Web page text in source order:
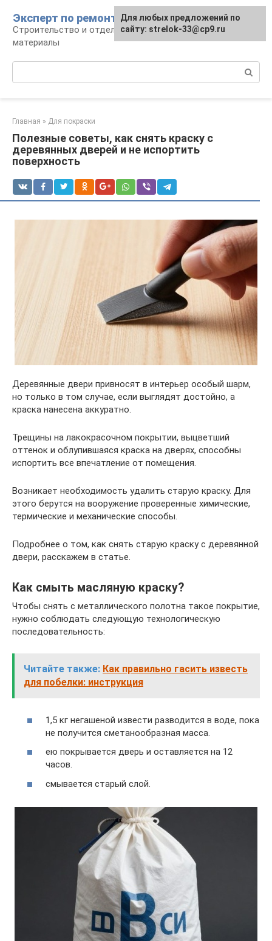
контенту
Эксперт по ремонту
Строительство и отделка: работы и
материалы
Главная » Для покраски
Полезные советы, как снять краску с
деревянных дверей и не испортить
поверхность
Деревянные двери привносят в интерьер особый шарм,
но только в том случае, если выглядят достойно, а
краска нанесена аккуратно.
Трещины на лакокрасочном покрытии, выцветший
оттенок и облупившаяся краска на дверях, способны
испортить все впечатление от помещения.
Возникает необходимость удалить старую краску. Для
этого берутся на вооружение проверенные химические,
термические и механические способы.
Подробнее о том, как снять старую краску с деревянной
двери, расскажем в статье.
Как смыть масляную краску?
Чтобы снять с металлического полотна такое покрытие,
нужно соблюдать следующую технологическую
последовательность:
Читайте также: Как правильно гасить известь
для побелки: инструкция
1,5 кг негашеной извести разводится в воде, пока
не получится сметанообразная масса.
ею покрывается дверь и оставляется на 12
часов.
смывается старый слой.
Для любых предложений по
сайту: strelok-33@cp9.ru
Для любых предложений по
сайту: strelok-33@cp9.ru